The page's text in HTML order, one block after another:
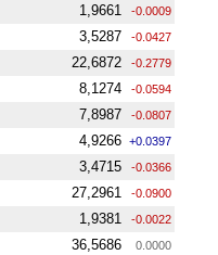
1,9661 -0.0009
3,5287 -0.0427
22,6872 -0.2779
8,1274 -0.0594
7,8987 -0.0807
4,9266 +0.0397
3,4715 -0.0366
27,2961 -0.0900
1,9381 -0.0022
36,5686 0.0000